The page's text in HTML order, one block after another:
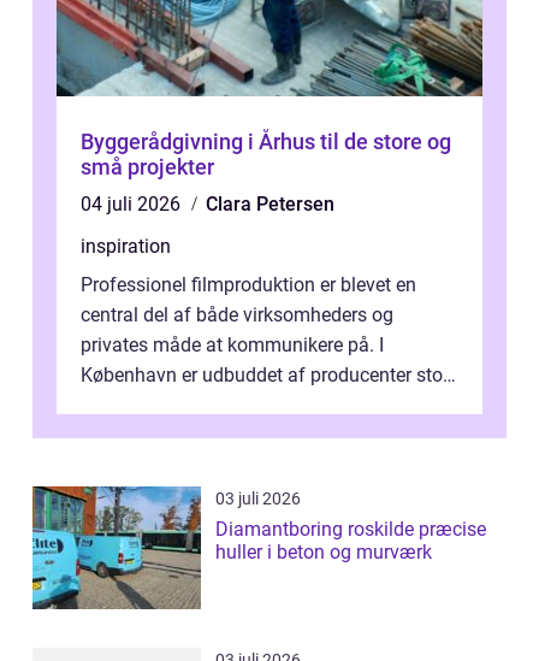
Byggerådgivning i Århus til de store og
små projekter
04 juli 2026
Clara Petersen
inspiration
Professionel filmproduktion er blevet en
central del af både virksomheders og
privates måde at kommunikere på. I
København er udbuddet af producenter stort,
inti...
03 juli 2026
Diamantboring roskilde præcise
huller i beton og murværk